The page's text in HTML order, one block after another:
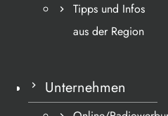
Tipps und Infos
aus der Region
Unternehmen